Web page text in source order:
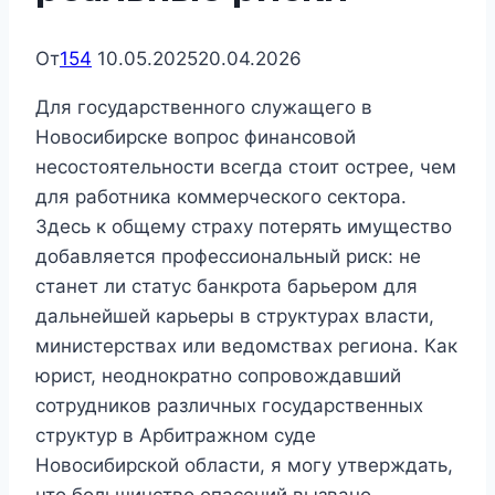
От154 10.05.202520.04.2026
Для государственного служащего в
Новосибирске вопрос финансовой
несостоятельности всегда стоит острее, чем
для работника коммерческого сектора.
Здесь к общему страху потерять имущество
добавляется профессиональный риск: не
станет ли статус банкрота барьером для
дальнейшей карьеры в структурах власти,
министерствах или ведомствах региона. Как
юрист, неоднократно сопровождавший
сотрудников различных государственных
структур в Арбитражном суде
Новосибирской области, я могу утверждать,